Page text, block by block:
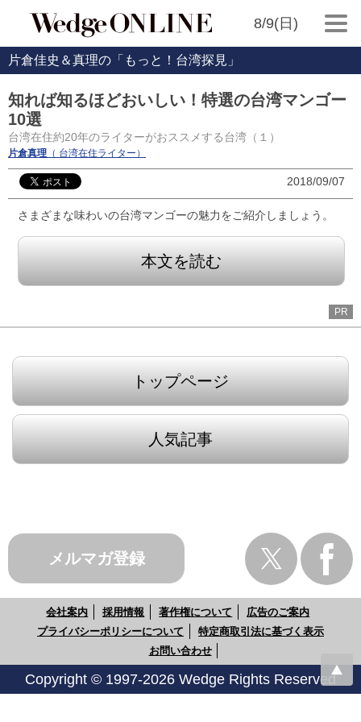
8/9(日)
片倉佳史＆真理の「もっと！台湾探見」
知れば知るほどおいしい！特選の台湾マンゴー
10選
台湾在住約20年のライターがおススメする台湾（１）
片倉真理 （ 台湾在住ライター）
2018/09/07
さまざまな味わいの台湾マンゴーの魅力をご紹介しましょう。
本文を読む
PR
トップページ
人気記事
メルマガ登録
会社案内 採用情報 著作権について
広告のご案内
プライバシーポリシーについて
特定商取引法に基づく表示
お問い合わせ
Copyright © 1997-2026 Wedge Rights Reserved